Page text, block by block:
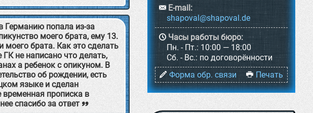
Германию попала из-за
моего брата, ему 13.
моего брата. Как это сделать
не написано что делать,
а ребенок с опикуном. В
об рождении, есть
языке и сделан
временная прописка в
спасибо за ответ
E-mail:
Часы работы бюро:
Пн. - Пт.: 10:00 — 18:00
Cб. - Вс.: по договорённости
Форма обр. связи
Печать